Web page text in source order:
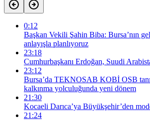
0:12
Başkan Vekili Şahin Biba: Bursa’nın
anlayışla planlıyoruz
23:18
Cumhurbaşkanı Erdoğan, Suudi
23:12
Bursa’da TEKNOSAB KOBİ OSB
kalkınma yolculuğunda yeni dönem
21:30
Kocaeli Darıca’ya Büyükşehir’den
21:24